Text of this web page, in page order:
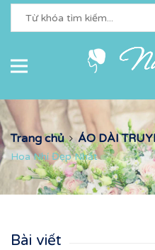
Trang chủ ÁO DÀI
Hoa Nhí Đẹp Nhất
Bài viết